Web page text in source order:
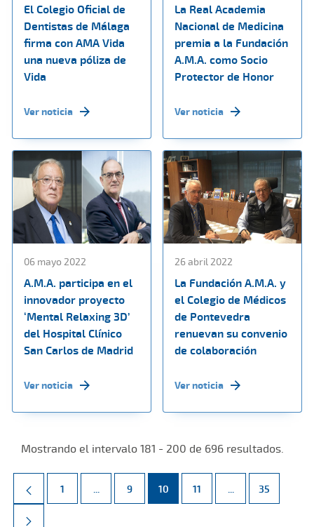
El Colegio Oficial de
Dentistas de Málaga
firma con AMA Vida
una nueva póliza de
Vida
Ver noticia
La Real Academia
Nacional de Medicina
premia a la Fundación
A.M.A. como Socio
Protector de Honor
Ver noticia
06 mayo 2022
A.M.A. participa en el
innovador proyecto
‘Mental Relaxing 3D’
del Hospital Clínico
San Carlos de Madrid
Ver noticia
26 abril 2022
La Fundación A.M.A. y
el Colegio de Médicos
de Pontevedra
renuevan su convenio
de colaboración
Ver noticia
Mostrando el intervalo 181 - 200 de 696 resultados.
Página
1 ... Páginas intermedias Use TAB para desplazarse.
Página
9 Página
10 Página
11 ... Páginas
Página
35